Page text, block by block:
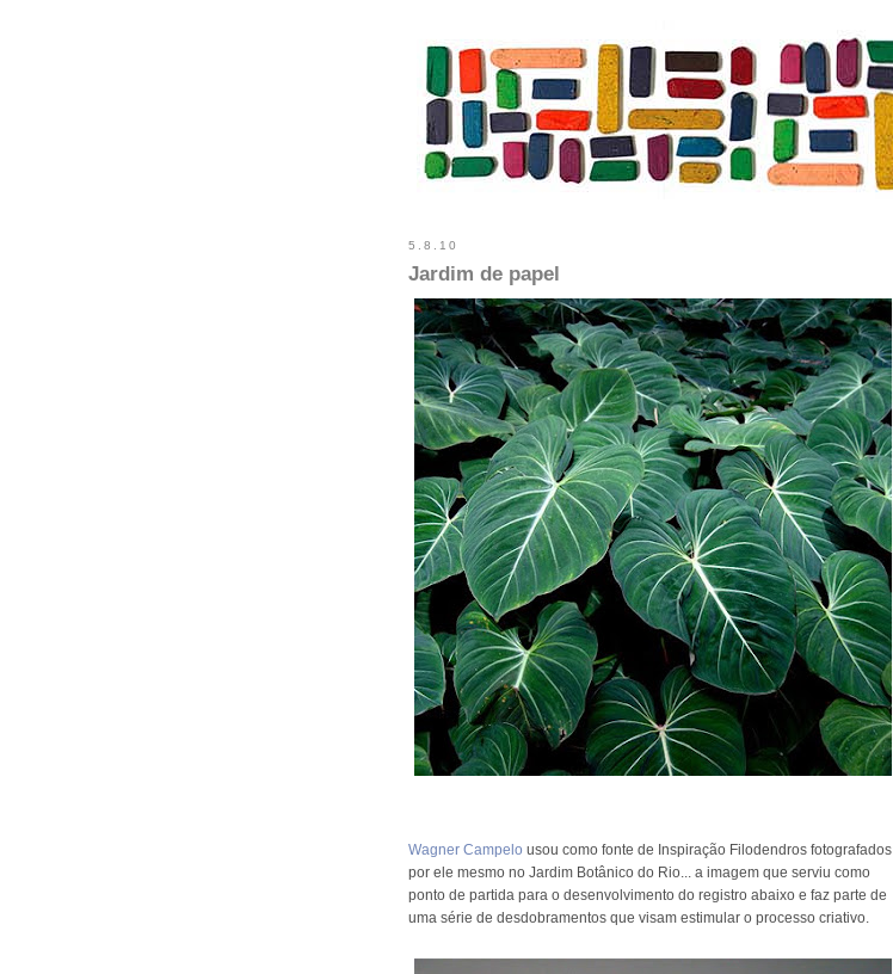
5.8.10
Jardim de papel
Wagner Campelo usou como fonte de Inspiração Filodendros fotografados
por ele mesmo no Jardim Botânico do Rio... a imagem que serviu como
ponto de partida para o desenvolvimento do registro abaixo e faz parte de
uma série de desdobramentos que visam estimular o processo criativo.